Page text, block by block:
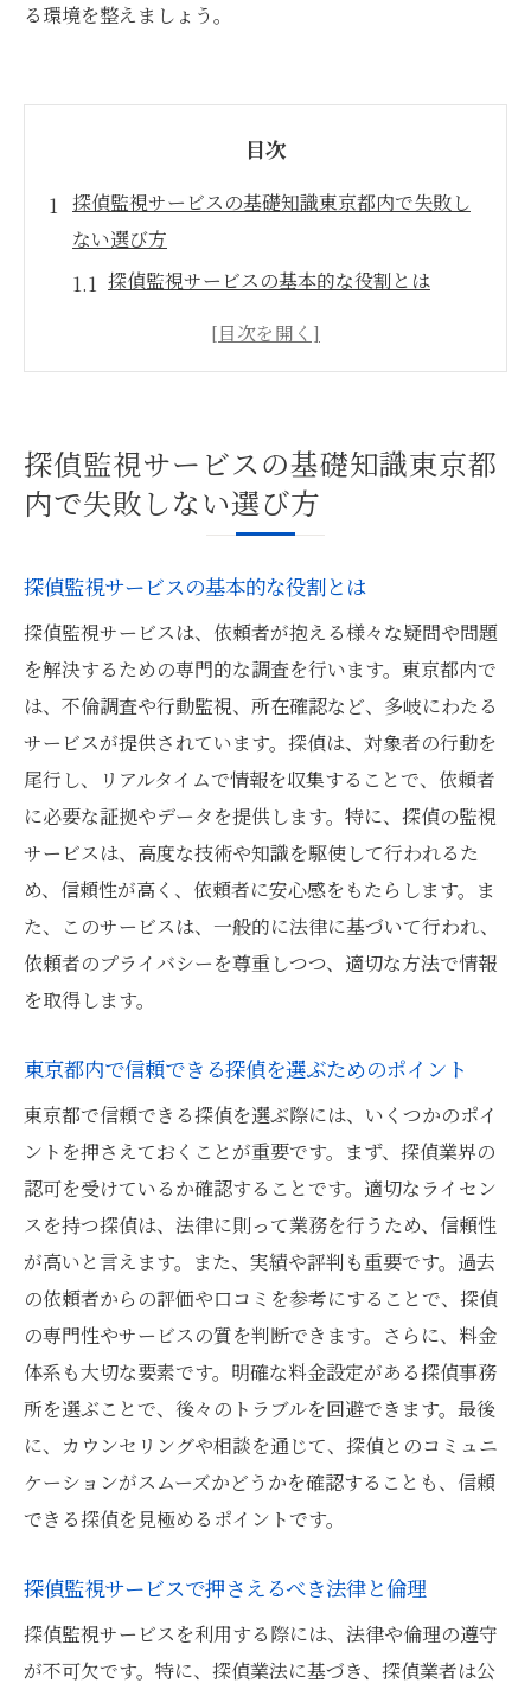
る環境を整えましょう。
目次
探偵監視サービスの基礎知識東京都内で失敗し
ない選び方
探偵監視サービスの基本的な役割とは
東京都内で信頼できる探偵を選ぶためのポ
探偵事務所の実績と評価の重要性
東京都内の探偵事務所の選び方
探偵の専門性を活かす地域特性を理解したサー
ビスの魅力
東京都内で探偵の専門性を活かすには
地域特性を理解した探偵サービスの利点
地元密着型の探偵事務所の選び方
地域特性に応じた調査手法の活用事例
探偵業界における専門性の重要性
地域に根ざした探偵の選択が持つメリット
東京都で探偵を選ぶときの料金体系と実績比較
のポイント
探偵サービスの料金体系とその内訳
料金と実績を比較して選ぶ探偵のコツ
料金体系の透明性が重要な理由
実績の高い探偵事務所の見分け方
探偵監視サービスの透明性東京都で安心して依
頼するために
探偵サービスの透明性を確認する方法
安心して依頼できる探偵事務所の特徴
東京都内での探偵業界の透明性事情
調査結果の透明性を高めるためのポイント
信頼できる探偵を選ぶためのチェックリス
ト
透明性がもたらす安心感の重要性
探偵の選び方で重要な監視サービス内容の具体
例
探偵監視サービスの基礎知識東京都
内で失敗しない選び方
探偵監視サービスの基本的な役割とは
探偵監視サービスは、依頼者が抱える様々な疑問や問題
を解決するための専門的な調査を行います。東京都内で
は、不倫調査や行動監視、所在確認など、多岐にわたる
サービスが提供されています。探偵は、対象者の行動を
尾行し、リアルタイムで情報を収集することで、依頼者
に必要な証拠やデータを提供します。特に、探偵の監視
サービスは、高度な技術や知識を駆使して行われるた
め、信頼性が高く、依頼者に安心感をもたらします。ま
た、このサービスは、一般的に法律に基づいて行われ、
依頼者のプライバシーを尊重しつつ、適切な方法で情報
を取得します。
東京都内で信頼できる探偵を選ぶためのポイント
東京都で信頼できる探偵を選ぶ際には、いくつかのポイ
ントを押さえておくことが重要です。まず、探偵業界の
認可を受けているか確認することです。適切なライセン
スを持つ探偵は、法律に則って業務を行うため、信頼性
が高いと言えます。また、実績や評判も重要です。過去
の依頼者からの評価や口コミを参考にすることで、探偵
の専門性やサービスの質を判断できます。さらに、料金
体系も大切な要素です。明確な料金設定がある探偵事務
所を選ぶことで、後々のトラブルを回避できます。最後
に、カウンセリングや相談を通じて、探偵とのコミュニ
ケーションがスムーズかどうかを確認することも、信頼
できる探偵を見極めるポイントです。
探偵監視サービスで押さえるべき法律と倫理
探偵監視サービスを利用する際には、法律や倫理の遵守
が不可欠です。特に、探偵業法に基づき、探偵業者は公